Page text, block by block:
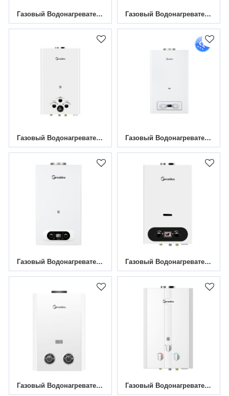
Газовый Водонагреватель Дымоходного Канала JSD-D5 Газовый Водонагреватель Дымоходного Канала JSD-W1
Газовый Водонагреватель Дымоходного Канала JSD-D6 Газовый Водонагреватель Дымоходного Канала JSD-D13
Газовый Водонагреватель Дымоходного Канала JSD-D15A Газовый Водонагреватель Дымоходного Канала JSD-D1
Газовый Водонагреватель Дымоходного Канала JSD-D2 Газовый Водонагреватель Дымоходного Канала JSD-W3